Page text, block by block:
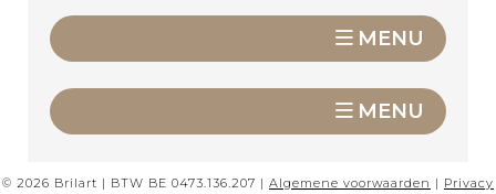
MENU
MENU
© 2026 Brilart | BTW BE 0473.136.207 | Algemene voorwaarden | Privacy